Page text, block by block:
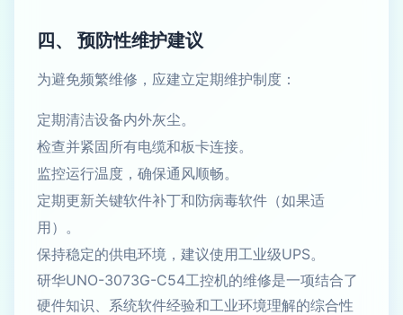
四、 预防性维护建议
为避免频繁维修，应建立定期维护制度：
定期清洁设备内外灰尘。
检查并紧固所有电缆和板卡连接。
监控运行温度，确保通风顺畅。
定期更新关键软件补丁和防病毒软件（如果适
用）。
保持稳定的供电环境，建议使用工业级UPS。
研华UNO-3073G-C54工控机的维修是一项结合了
硬件知识、系统软件经验和工业环境理解的综合性